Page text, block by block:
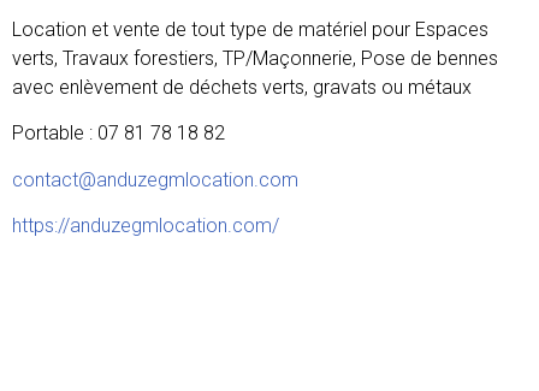
Location et vente de tout type de matériel pour Espaces
verts, Travaux forestiers, TP/Maçonnerie, Pose de bennes
avec enlèvement de déchets verts, gravats ou métaux
Portable : 07 81 78 18 82
contact@anduzegmlocation.com
https://anduzegmlocation.com/